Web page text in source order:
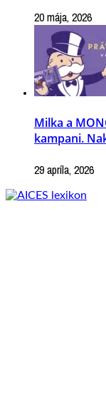
20 mája, 2026
Milka a
kampani.
29 apríla, 2026